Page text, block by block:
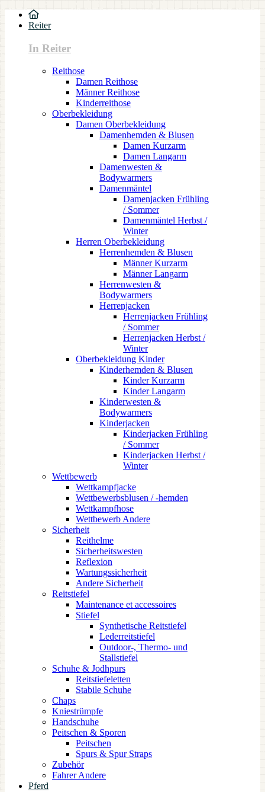
Reiter
In Reiter
Reithose
Damen Reithose
Männer Reithose
Kinderreithose
Oberbekleidung
Damen Oberbekleidung
Damenhemden & Blusen
Damen Kurzarm
Damen Langarm
Damenwesten &
Bodywarmers
Damenmäntel
Damenjacken Frühling
/ Sommer
Damenmäntel Herbst /
Winter
Herren Oberbekleidung
Herrenhemden & Blusen
Männer Kurzarm
Männer Langarm
Herrenwesten &
Bodywarmers
Herrenjacken
Herrenjacken Frühling
/ Sommer
Herrenjacken Herbst /
Winter
Oberbekleidung Kinder
Kinderhemden & Blusen
Kinder Kurzarm
Kinder Langarm
Kinderwesten &
Bodywarmers
Kinderjacken
Kinderjacken Frühling
/ Sommer
Kinderjacken Herbst /
Winter
Wettbewerb
Wettkampfjacke
Wettbewerbsblusen / -hemden
Wettkampfhose
Wettbewerb Andere
Sicherheit
Reithelme
Sicherheitswesten
Reflexion
Wartungssicherheit
Andere Sicherheit
Reitstiefel
Maintenance et accessoires
Stiefel
Synthetische Reitstiefel
Lederreitstiefel
Outdoor-, Thermo- und
Stallstiefel
Schuhe & Jodhpurs
Reitstiefeletten
Stabile Schuhe
Chaps
Kniestrümpfe
Handschuhe
Peitschen & Sporen
Peitschen
Spurs & Spur Straps
Zubehör
Fahrer Andere
Pferd